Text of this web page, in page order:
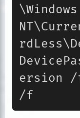
\Windows
ersion /t
/f